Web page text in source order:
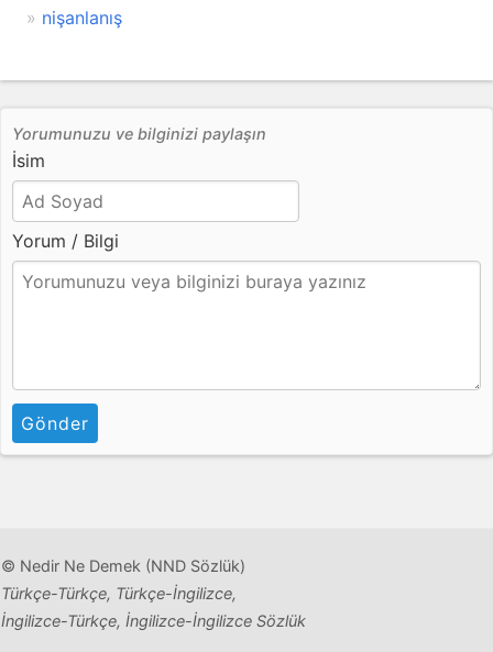
nişanlanış
Yorumunuzu ve bilginizi paylaşın
İsim
Yorum / Bilgi
Gönder
© Nedir Ne Demek (NND Sözlük)
Türkçe-Türkçe, Türkçe-İngilizce,
İngilizce-Türkçe, İngilizce-İngilizce Sözlük